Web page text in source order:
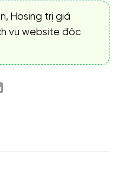
Hosing trị giá
vụ website độc